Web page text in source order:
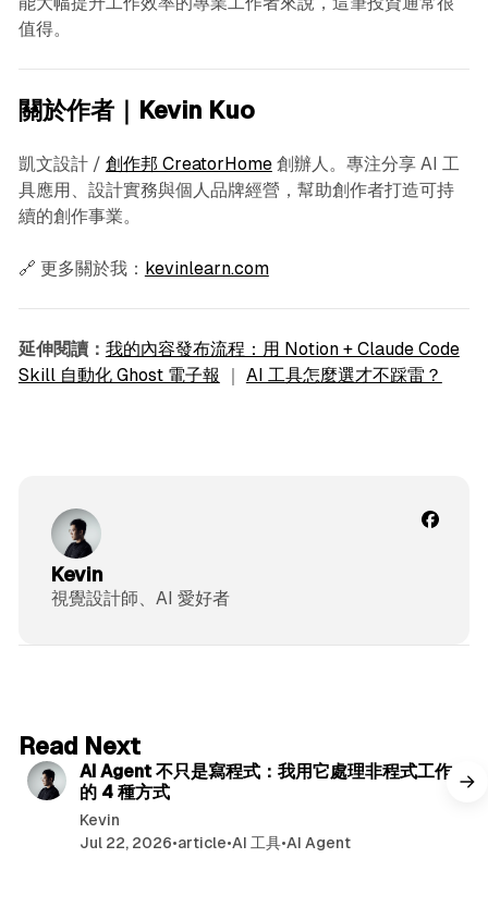
值得。
關於作者｜Kevin Kuo
凱文設計 / 創作邦 CreatorHome創辦人。專注分享 AI 工
具應用、設計實務與個人品牌經營，幫助創作者打造可持
續的創作事業。
🔗 更多關於我： kevinlearn.com
延伸閱讀： 我的內容發布流程：用 Notion + Claude Code
Skill 自動化 Ghost 電子報
AI 工具怎麼選才不踩雷？
Kevin
視覺設計師、AI 愛好者
Read Next
AI Agent 不只是寫程式：我用它處理非程式工作
的 4 種方式
Kevin
Jul 22, 2026•article•AI 工具•AI Agent